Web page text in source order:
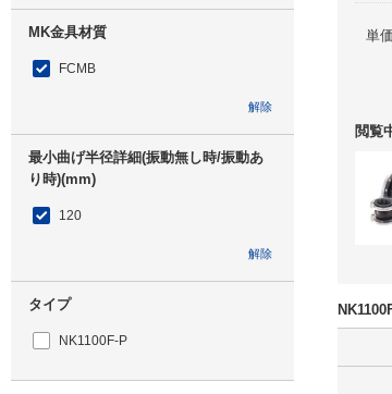
MK金具材質
FCMB
解除
最小曲げ半径詳細(振動無し時/振動あ
り時)(mm)
120
解除
タイプ
NK1100F-P
単
閲覧